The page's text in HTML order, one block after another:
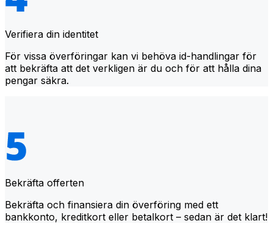
Verifiera din identitet
För vissa överföringar kan vi behöva id-handlingar för
att bekräfta att det verkligen är du och för att hålla dina
pengar säkra.
Bekräfta offerten
Bekräfta och finansiera din överföring med ett
bankkonto, kreditkort eller betalkort – sedan är det klart!